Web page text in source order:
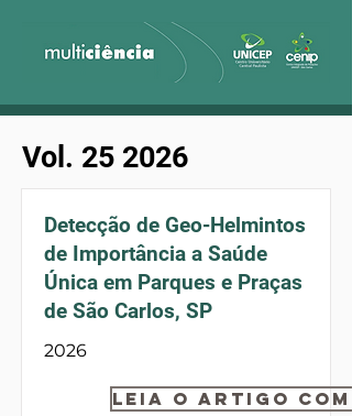
Vol. 25 2026
Detecção de Geo-Helmintos
de Importância a Saúde
Única em Parques e Praças
de São Carlos, SP
2026
Leia o artigo